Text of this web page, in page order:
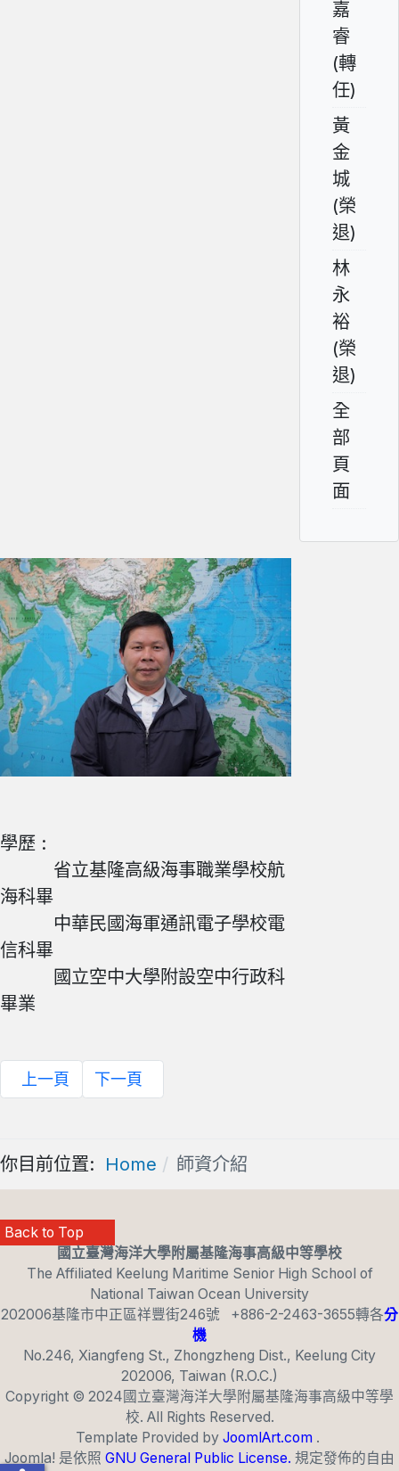
嘉
睿
(轉
任)
黃
金
城
(榮
退)
林
永
裕
(榮
退)
全
部
頁
面
學歷 :
省立基隆高級海事職業學校航
海科畢
中華民國海軍通訊電子學校電
信科畢
國立空中大學附設空中行政科
畢業
上一頁 下一頁
你目前位置: Home 師資介紹
Back to Top
國立臺灣海洋大學附屬基隆海事高級中等學校
The Affiliated Keelung Maritime Senior High School of
National Taiwan Ocean University
202006基隆市中正區祥豐街246號 +886-2-2463-3655轉各分
機
No.246, Xiangfeng St., Zhongzheng Dist., Keelung City
202006, Taiwan (R.O.C.)
Copyright © 2024國立臺灣海洋大學附屬基隆海事高級中等學
校. All Rights Reserved.
Template Provided by JoomlArt.com .
Joomla! 是依照 GNU General Public License. 規定發佈的自由
T4_BACK_TO_TOP